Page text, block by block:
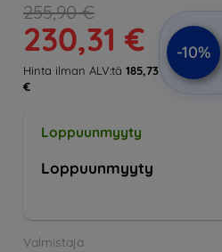
255,90 €
230,31 €
Hinta ilman ALV:tä 185,73
€
-10%
Loppuunmyyty
Loppuunmyyty
Valmistaja